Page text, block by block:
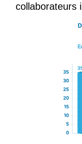
collaborateurs